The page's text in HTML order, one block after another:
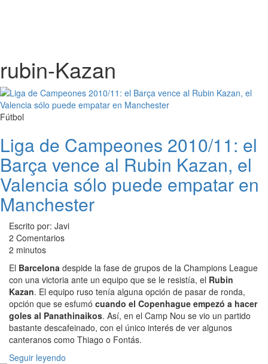
rubin-Kazan
Fútbol
Liga de Campeones 2010/11: el
Barça vence al Rubin Kazan, el
Valencia sólo puede empatar en
Manchester
Escrito por: Javi
2 Comentarios
2 minutos
El Barcelona despide la fase de grupos de la Champions League
con una victoria ante un equipo que se le resistía, el Rubin
Kazan. El equipo ruso tenía alguna opción de pasar de ronda,
opción que se esfumó cuando el Copenhague empezó a hacer
goles al Panathinaikos. Así, en el Camp Nou se vio un partido
bastante descafeinado, con el único interés de ver algunos
canteranos como Thiago o Fontás.
Seguir leyendo